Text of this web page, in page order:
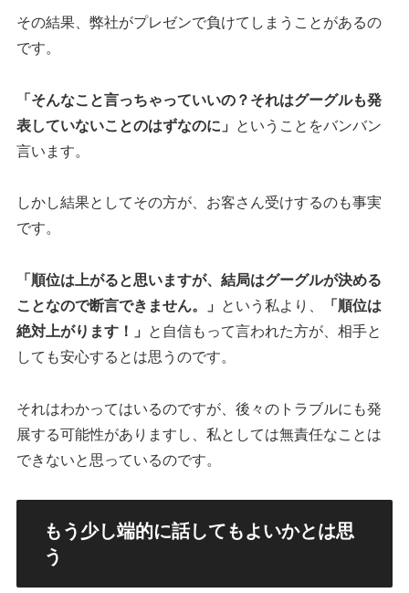
その結果、弊社がプレゼンで負けてしまうことがあるの
です。
「そんなこと言っちゃっていいの？それはグーグルも発
表していないことのはずなのに」
ということをバンバン
言います。
しかし結果としてその方が、お客さん受けするのも事実
です。
「順位は上がると思いますが、結局はグーグルが決める
ことなので断言できません。」
という私より、
「順位は
絶対上がります！」
と自信もって言われた方が、相手と
しても安心するとは思うのです。
それはわかってはいるのですが、後々のトラブルにも発
展する可能性がありますし、私としては無責任なことは
できないと思っているのです。
もう少し端的に話してもよいかとは思
う